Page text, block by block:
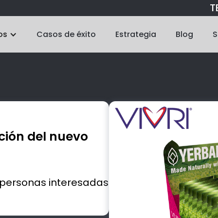
Casos de éxito Estrategia Blog
del nuevo
interesadas